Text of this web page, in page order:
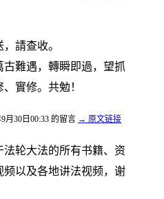
請查收。
古難遇，轉瞬即過，望抓
實修。共勉！
9月30日00:33 的留言 → 原文链接
轮大法的所有书籍、资
频以及各地讲法视频，谢